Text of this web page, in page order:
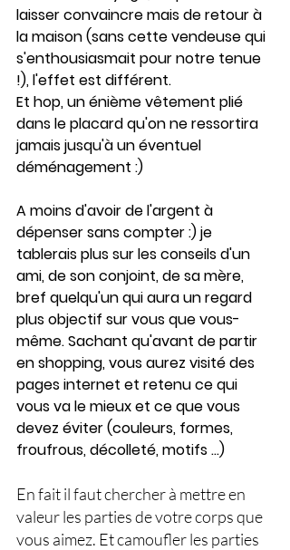
laisser convaincre mais de retour à
la maison (sans cette vendeuse qui
s'enthousiasmait pour notre tenue
!), l'effet est différent.
Et hop, un énième vêtement plié
dans le placard qu'on ne ressortira
jamais jusqu'à un éventuel
déménagement :)
A moins d'avoir de l'argent à
dépenser sans compter :) je
tablerais plus sur les conseils d'un
ami, de son conjoint, de sa mère,
bref quelqu'un qui aura un regard
plus objectif sur vous que vous-
même. Sachant qu'avant de partir
en shopping, vous aurez visité des
pages internet et retenu ce qui
vous va le mieux et ce que vous
devez éviter (couleurs, formes,
froufrous, décolleté, motifs ...)
En fait il faut chercher à mettre en
valeur les parties de votre corps que
vous aimez. Et camoufler les parties